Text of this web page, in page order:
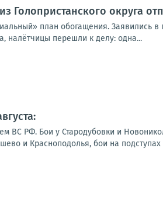
Голопристанского округа
план обогащения. Заявились
налётчицы перешли к делу: одна...
ВС РФ. Бои у Стародубовки и
и Красноподолья, бои на подступах